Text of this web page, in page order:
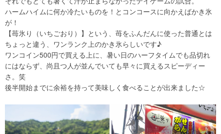
ハームハイムに何か冷たいものを！とコンコースに向かえばかき氷
が！
【苺氷り（いちごおり）】という、苺をふんだんに使った普通とは
ちょっと違う、ワンランク上のかき氷らしいです♪
ワンコイン500円で買える上に、暑い日のハーフタイムでも品切れ
にはならず、尚且つ人が並んでいても早々に買えるスピーディー
さ。笑
後半開始までに余裕を持って美味しく食べることが出来ました☆